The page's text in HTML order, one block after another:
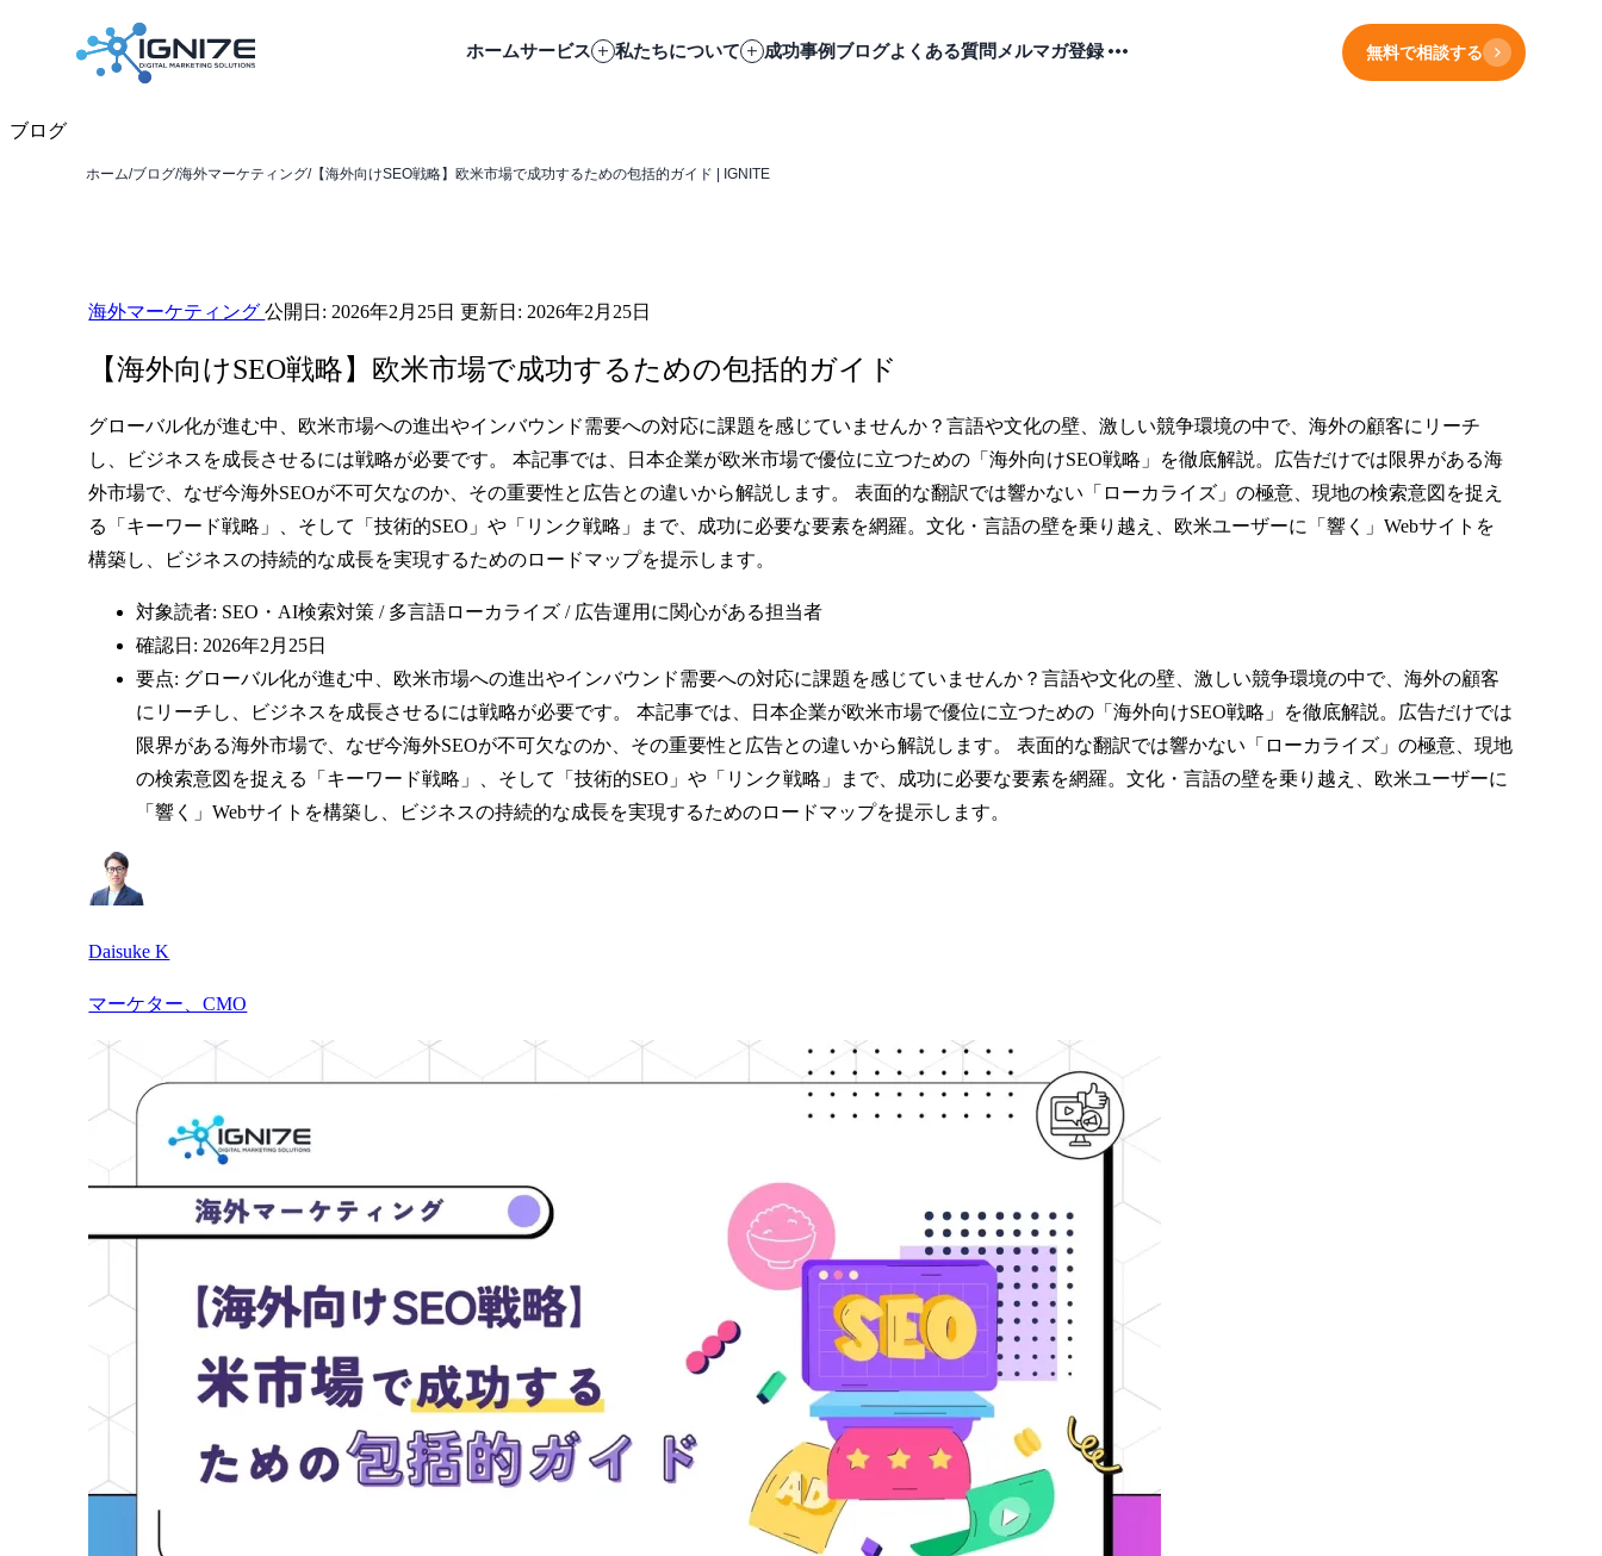
ホームサービス 私たちについて 成功事例ブログよくある質問 メルマガ登録 無料で相談する
ブログ
ホーム/ブログ/海外マーケティング/‍【海外向けSEO戦略】欧米市場で成功するための包括的ガイド | IGNITE
海外マーケティング公開日: 2026年2月25日 更新日: 2026年2月25日
‍【海外向けSEO戦略】欧米市場で成功するための包括的ガイド
グローバル化が進む中、欧米市場への進出やインバウンド需要への対応に課題を感じていませんか？言語や文化の壁、激しい競争環境の中で、海外の顧客にリーチ
し、ビジネスを成長させるには戦略が必要です。 本記事では、日本企業が欧米市場で優位に立つための「海外向けSEO戦略」を徹底解説。広告だけでは限界がある海
外市場で、なぜ今海外SEOが不可欠なのか、その重要性と広告との違いから解説します。 表面的な翻訳では響かない「ローカライズ」の極意、現地の検索意図を捉え
る「キーワード戦略」、そして「技術的SEO」や「リンク戦略」まで、成功に必要な要素を網羅。文化・言語の壁を乗り越え、欧米ユーザーに「響く」Webサイトを
構築し、ビジネスの持続的な成長を実現するためのロードマップを提示します。
対象読者: SEO・AI検索対策 / 多言語ローカライズ / 広告運用に関心がある担当者
確認日: 2026年2月25日
要点: グローバル化が進む中、欧米市場への進出やインバウンド需要への対応に課題を感じていませんか？言語や文化の壁、激しい競争環境の中で、海外の顧客
にリーチし、ビジネスを成長させるには戦略が必要です。 本記事では、日本企業が欧米市場で優位に立つための「海外向けSEO戦略」を徹底解説。広告だけでは
限界がある海外市場で、なぜ今海外SEOが不可欠なのか、その重要性と広告との違いから解説します。 表面的な翻訳では響かない「ローカライズ」の極意、現地
の検索意図を捉える「キーワード戦略」、そして「技術的SEO」や「リンク戦略」まで、成功に必要な要素を網羅。文化・言語の壁を乗り越え、欧米ユーザーに
「響く」Webサイトを構築し、ビジネスの持続的な成長を実現するためのロードマップを提示します。
Daisuke K
マーケター、CMO